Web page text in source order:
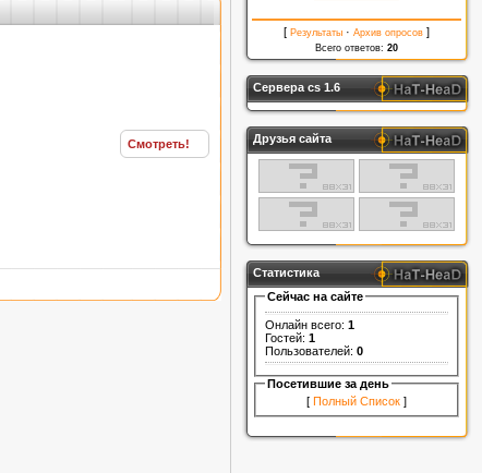
Смотреть!
[ Результаты · Архив опросов ]
Всего ответов: 20
Сервера cs 1.6
Друзья сайта
Статистика
Сейчас на сайте
Онлайн всего: 1
Гостей: 1
Пользователей: 0
Посетившие за день
[ Полный Список ]